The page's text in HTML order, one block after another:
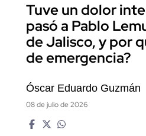
Tuve un dolor
pasó a Pablo
de Jalisco, y por
de emergencia?
Óscar Eduardo Guzmán
08 de julio de 2026